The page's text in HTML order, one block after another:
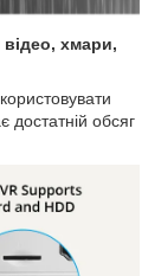
відео, хмари,
достатній обсяг